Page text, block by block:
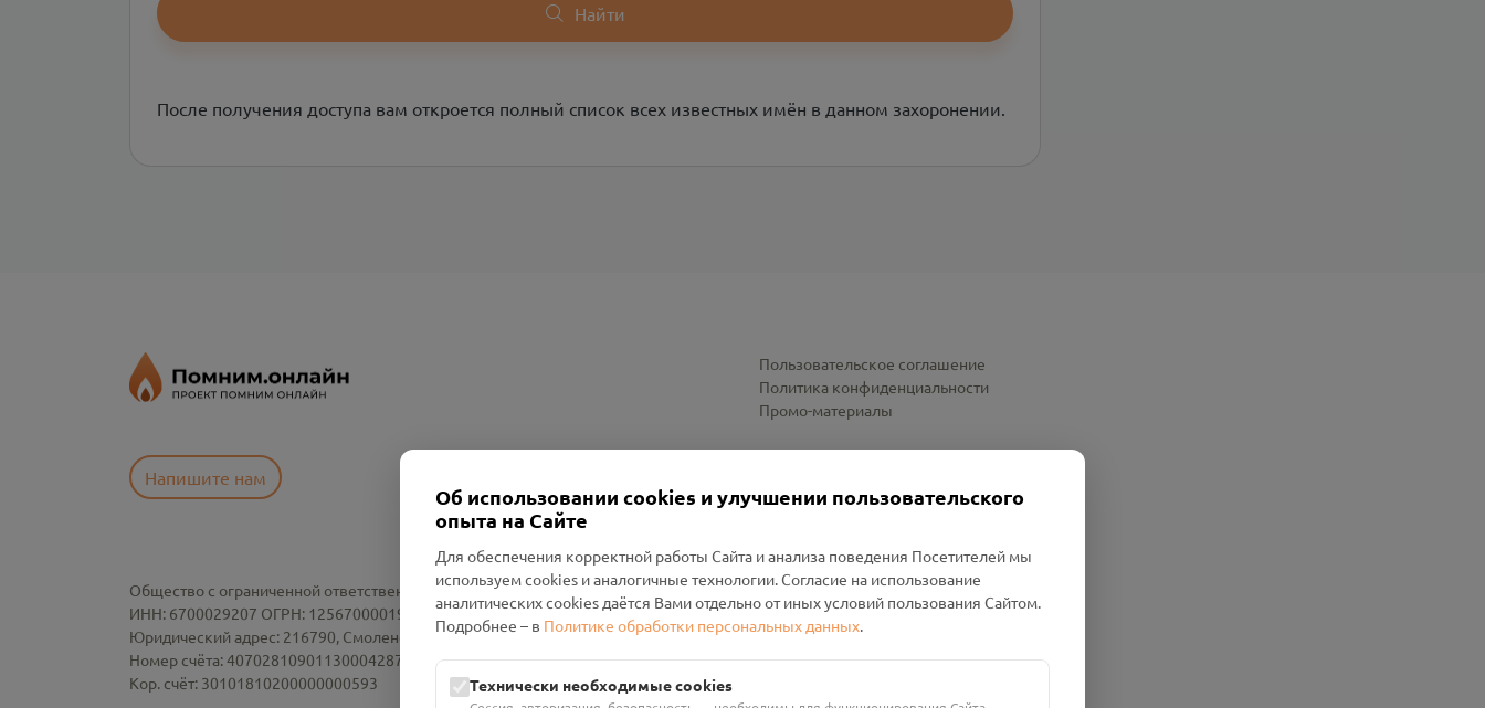
Найти
После получения доступа вам откроется полный список всех известных имён в данном захоронении.
Напишите нам
Пользовательское соглашение
Политика конфиденциальности
Промо-материалы
Общество с ограниченной ответственностью «Смоленский Проект Помним»
ИНН: 6700029207 ОГРН: 1256700001986
Юридический адрес: 216790, Смоленская область, р-н Руднянский, г. Рудня, улица Западная, д. 26А, пом. 18
Номер счёта: 40702810901130004287 в АО "АЛЬФА-БАНК"
Кор. счёт: 30101810200000000593
Об использовании cookies и улучшении пользовательского
опыта на Сайте
Для обеспечения корректной работы Сайта и анализа поведения Посетителей мы
используем cookies и аналогичные технологии. Согласие на использование
аналитических cookies даётся Вами отдельно от иных условий пользования Сайтом.
Подробнее – в Политике обработки персональных данных.
Технически необходимые cookies